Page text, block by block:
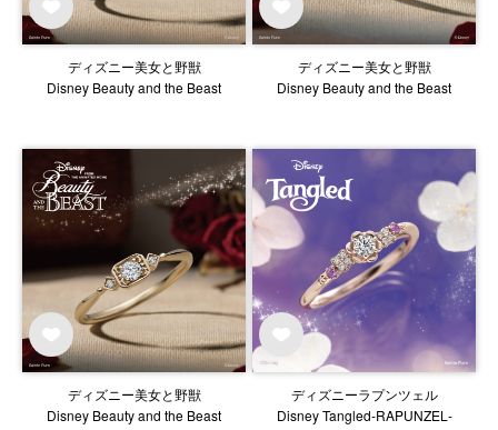
ディズニー美女と野獣
Disney Beauty and the Beast
ディズニー美女と野獣
Disney Beauty and the Beast
ディズニー美女と野獣
Disney Beauty and the Beast
ディズニーラプンツェル
Disney Tangled‐RAPUNZEL‐